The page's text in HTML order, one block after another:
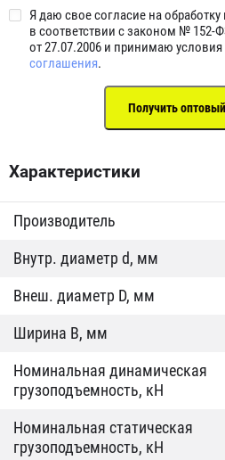
Я даю свое согласие на
в соответствии с законом № 152-
от 27.07.2006 и принимаю условия
соглашения.
Характеристики
Производитель
Внутр. диаметр d, мм
Внеш. диаметр D, мм
Ширина B, мм
Номинальная динамическая
грузоподъемность, кН
Номинальная статическая
грузоподъемность, кН